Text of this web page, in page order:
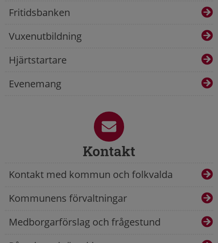
Fritidsbanken
Vuxenutbildning
Hjärtstartare
Evenemang
Kontakt
Kontakt med kommun och folkvalda
Kommunens förvaltningar
Medborgarförslag och frågestund